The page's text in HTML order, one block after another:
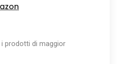
i prodotti di maggior